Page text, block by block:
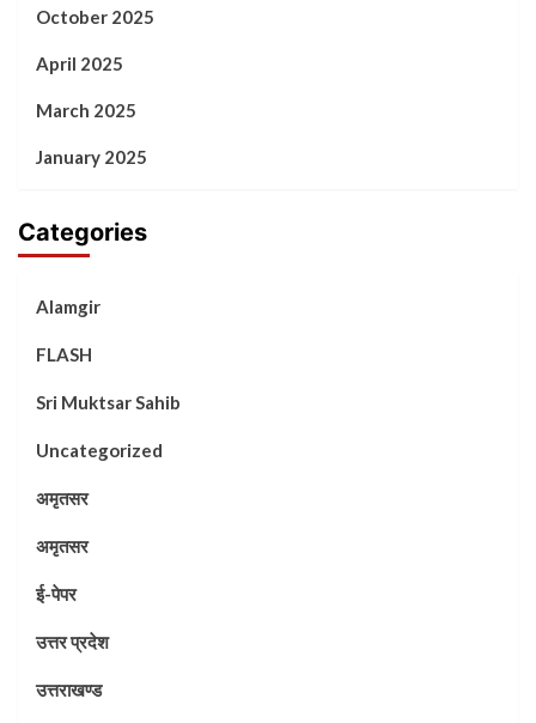
October 2025
April 2025
March 2025
January 2025
Categories
Alamgir
FLASH
Sri Muktsar Sahib
Uncategorized
अमृतसर
अमृतसर
ई-पेपर
उत्तर प्रदेश
उत्तराखण्ड